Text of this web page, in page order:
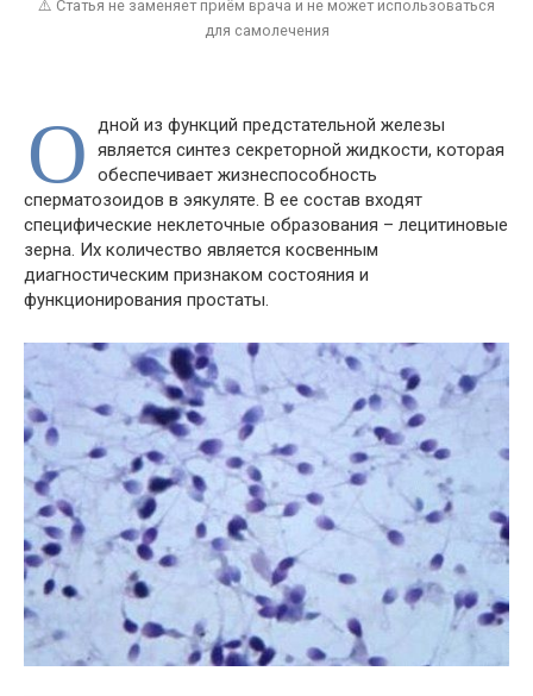
⚠️ Статья не заменяет приём врача и не может использоваться
для самолечения
О
дной из функций предстательной железы
является синтез секреторной жидкости, которая
обеспечивает жизнеспособность
сперматозоидов в эякуляте. В ее состав входят
специфические неклеточные образования – лецитиновые
зерна. Их количество является косвенным
диагностическим признаком состояния и
функционирования простаты.